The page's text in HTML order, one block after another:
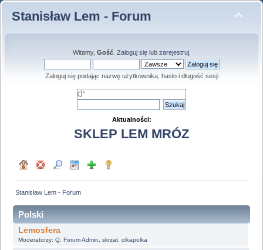
Stanisław Lem - Forum
Witamy, Gość. Zaloguj sięlub zarejestruj.
Zaloguj się podając nazwę użytkownika, hasło i długość sesji
Aktualności:
SKLEP LEM MRÓZ
Stanisław Lem - Forum
Polski
Lemosfera
Moderatorzy: Q, Forum Admin skrzat, olkapolka